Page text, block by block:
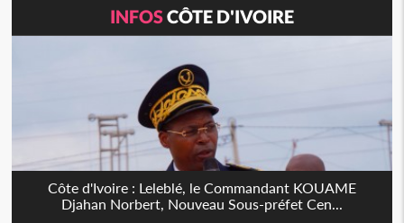
INFOSCÔTE D'IVOIRE
Côte d'Ivoire : Leleblé, le Commandant KOUAME
Djahan Norbert, Nouveau Sous-préfet Cen...